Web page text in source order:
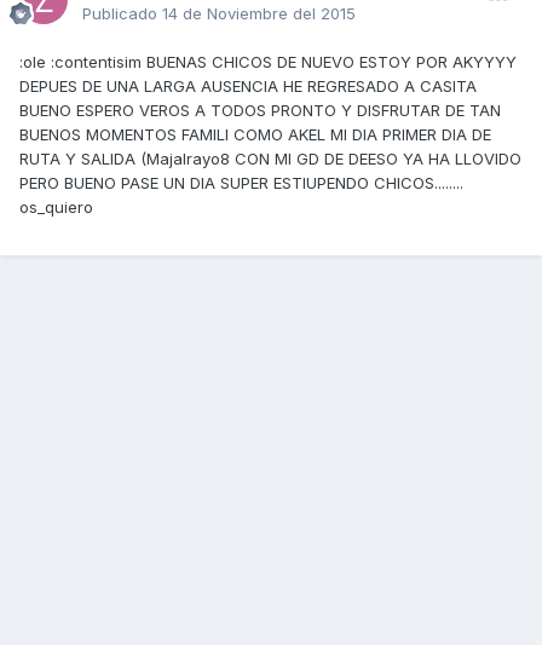
Publicado 14 de Noviembre del 2015
:ole :contentisim BUENAS CHICOS DE NUEVO ESTOY POR AKYYYY
DEPUES DE UNA LARGA AUSENCIA HE REGRESADO A CASITA
BUENO ESPERO VEROS A TODOS PRONTO Y DISFRUTAR DE TAN
BUENOS MOMENTOS FAMILI COMO AKEL MI DIA PRIMER DIA DE
RUTA Y SALIDA (Majalrayo8 CON MI GD DE DEESO YA HA LLOVIDO
PERO BUENO PASE UN DIA SUPER ESTIUPENDO CHICOS........
os_quiero